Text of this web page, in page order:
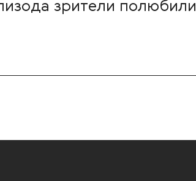
зрители полюбили